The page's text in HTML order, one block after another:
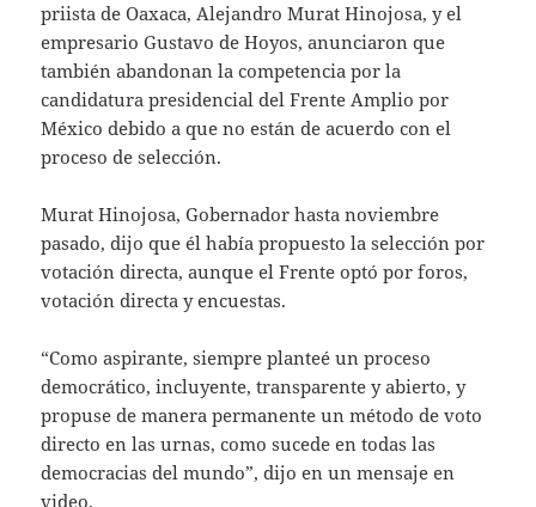
priista de Oaxaca, Alejandro Murat Hinojosa, y el
empresario Gustavo de Hoyos, anunciaron que
también abandonan la competencia por la
candidatura presidencial del Frente Amplio por
México debido a que no están de acuerdo con el
proceso de selección.
Murat Hinojosa, Gobernador hasta noviembre
pasado, dijo que él había propuesto la selección por
votación directa, aunque el Frente optó por foros,
votación directa y encuestas.
“Como aspirante, siempre planteé un proceso
democrático, incluyente, transparente y abierto, y
propuse de manera permanente un método de voto
directo en las urnas, como sucede en todas las
democracias del mundo”, dijo en un mensaje en
video.